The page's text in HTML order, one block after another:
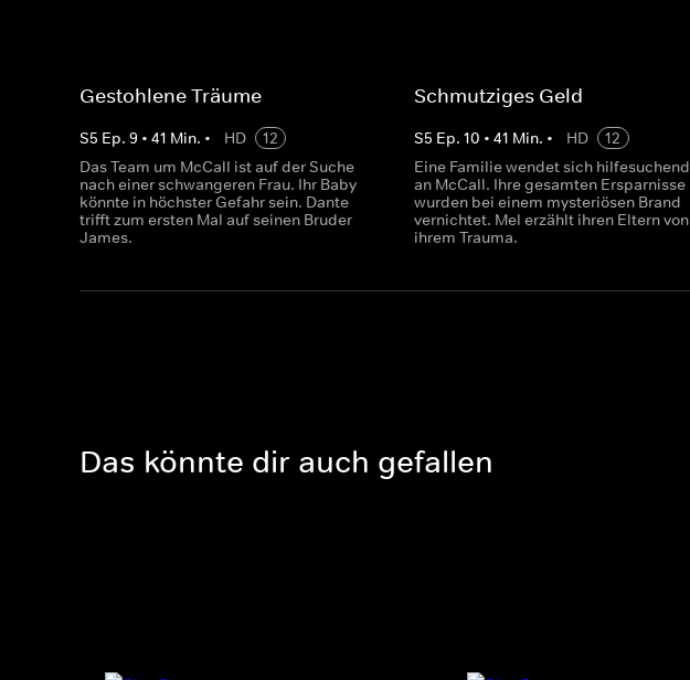
Gestohlene Träume
S5 Ep. 9 • 41 Min. • HD
12
Das Team um McCall ist auf der Suche
nach einer schwangeren Frau. Ihr Baby
könnte in höchster Gefahr sein. Dante
trifft zum ersten Mal auf seinen Bruder
James.
Schmutziges Geld
S5 Ep.10 •41 Min. • HD
12
Eine Familie wendet sich hilfesuchend
an McCall. Ihre gesamten Ersparnisse
wurden bei einem mysteriösen Brand
vernichtet. Mel erzählt ihren Eltern von
ihrem Trauma.
Das könnte dir auch gefallen